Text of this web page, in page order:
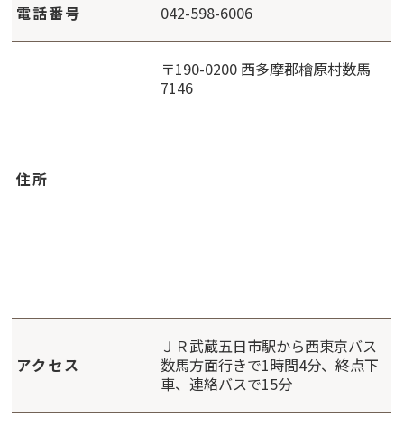
電話番号 042-598-6006
住所
〒190-0200 西多摩郡檜原村数馬
7146
アクセス
ＪＲ武蔵五日市駅から西東京バス
数馬方面行きで1時間4分、終点下
車、連絡バスで15分